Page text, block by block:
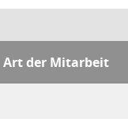
Art der Mitarbeit